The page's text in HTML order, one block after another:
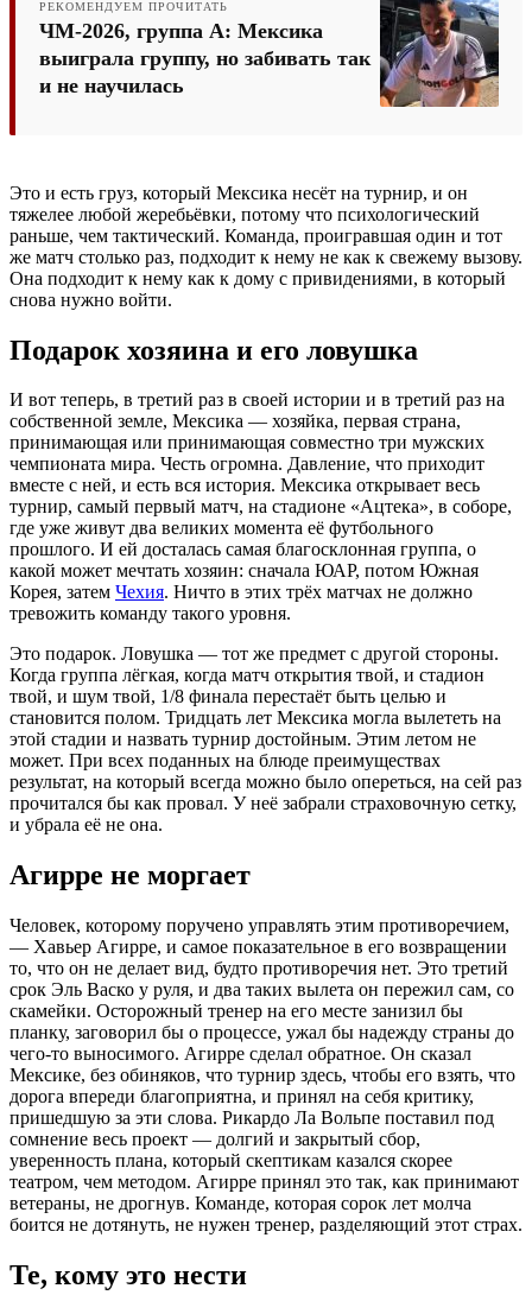
РЕКОМЕНДУЕМ ПРОЧИТАТЬ
ЧМ-2026, группа A: Мексика
выиграла группу, но забивать так
и не научилась
Это и есть груз, который Мексика несёт на турнир, и он
тяжелее любой жеребьёвки, потому что психологический
раньше, чем тактический. Команда, проигравшая один и тот
же матч столько раз, подходит к нему не как к свежему вызову.
Она подходит к нему как к дому с привидениями, в который
снова нужно войти.
Подарок хозяина и его ловушка
И вот теперь, в третий раз в своей истории и в третий раз на
собственной земле, Мексика — хозяйка, первая страна,
принимающая или принимающая совместно три мужских
чемпионата мира. Честь огромна. Давление, что приходит
вместе с ней, и есть вся история. Мексика открывает весь
турнир, самый первый матч, на стадионе «Ацтека», в соборе,
где уже живут два великих момента её футбольного
прошлого. И ей досталась самая благосклонная группа, о
какой может мечтать хозяин: сначала ЮАР, потом Южная
Корея, затем Чехия. Ничто в этих трёх матчах не должно
тревожить команду такого уровня.
Это подарок. Ловушка — тот же предмет с другой стороны.
Когда группа лёгкая, когда матч открытия твой, и стадион
твой, и шум твой, 1/8 финала перестаёт быть целью и
становится полом. Тридцать лет Мексика могла вылететь на
этой стадии и назвать турнир достойным. Этим летом не
может. При всех поданных на блюде преимуществах
результат, на который всегда можно было опереться, на сей раз
прочитался бы как провал. У неё забрали страховочную сетку,
и убрала её не она.
Агирре не моргает
Человек, которому поручено управлять этим противоречием,
— Хавьер Агирре, и самое показательное в его возвращении
то, что он не делает вид, будто противоречия нет. Это третий
срок Эль Васко у руля, и два таких вылета он пережил сам, со
скамейки. Осторожный тренер на его месте занизил бы
планку, заговорил бы о процессе, ужал бы надежду страны до
чего-то выносимого. Агирре сделал обратное. Он сказал
Мексике, без обиняков, что турнир здесь, чтобы его взять, что
дорога впереди благоприятна, и принял на себя критику,
пришедшую за эти слова. Рикардо Ла Вольпе поставил под
сомнение весь проект — долгий и закрытый сбор,
уверенность плана, который скептикам казался скорее
театром, чем методом. Агирре принял это так, как принимают
ветераны, не дрогнув. Команде, которая сорок лет молча
боится не дотянуть, не нужен тренер, разделяющий этот страх.
Те, кому это нести